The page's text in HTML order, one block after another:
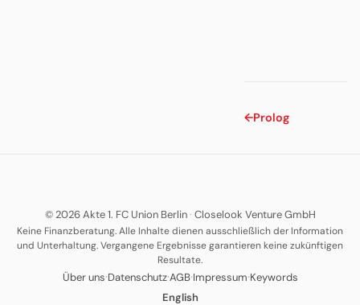
←Prolog
© 2026 Akte 1. FC Union Berlin· Closelook Venture GmbH
Keine Finanzberatung. Alle Inhalte dienen ausschließlich der Information
und Unterhaltung. Vergangene Ergebnisse garantieren keine zukünftigen
Resultate.
Über uns·Datenschutz·AGB·Impressum·Keywords
English